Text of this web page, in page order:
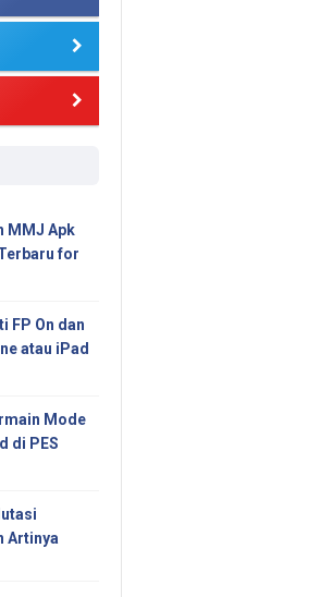
MMJ Apk
for
FP On dan
atau iPad
Mode
di PES
Artinya